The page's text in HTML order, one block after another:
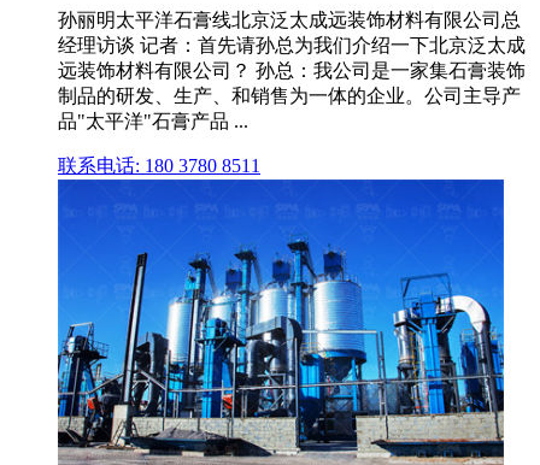
孙丽明太平洋石膏线北京泛太成远装饰材料有限公司总
经理访谈 记者：首先请孙总为我们介绍一下北京泛太成
远装饰材料有限公司？ 孙总：我公司是一家集石膏装饰
制品的研发、生产、和销售为一体的企业。公司主导产
品"太平洋"石膏产品 ...
联系电话: 180 3780 8511